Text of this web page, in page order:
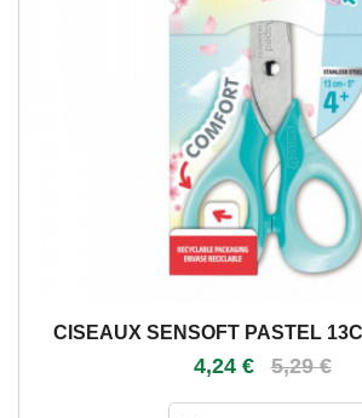
CISEAUX SENSOFT PASTEL
4,24 € 5,29 €